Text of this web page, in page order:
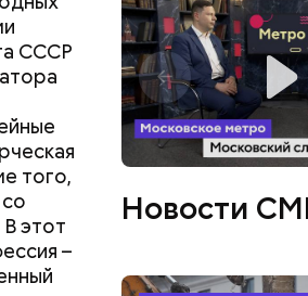
СССР
того,
этот
–
Новости